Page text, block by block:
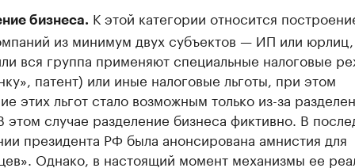
бизнеса. К этой категории относится
из минимум двух субъектов — ИП или
вся группа применяют специальные налоговые
патент) или иные налоговые льготы, при этом
этих льгот стало возможным только из-за
этом случае разделение бизнеса фиктивно. В
президента РФ была анонсирована амнистия для
Однако, в настоящий момент механизмы ее